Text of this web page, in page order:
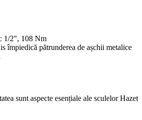
1/2″, 108 Nm
împiedică pătrunderea de așchii metalice
sunt aspecte esențiale ale sculelor Hazet